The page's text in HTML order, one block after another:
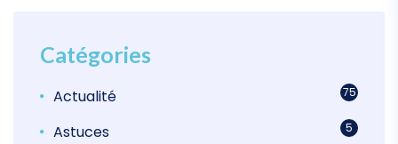
Catégories
Actualité 75
Astuces 5